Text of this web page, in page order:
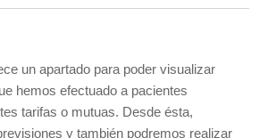
un apartado para poder visualizar
hemos efectuado a pacientes
tarifas o mutuas. Desde ésta,
y también podremos realizar